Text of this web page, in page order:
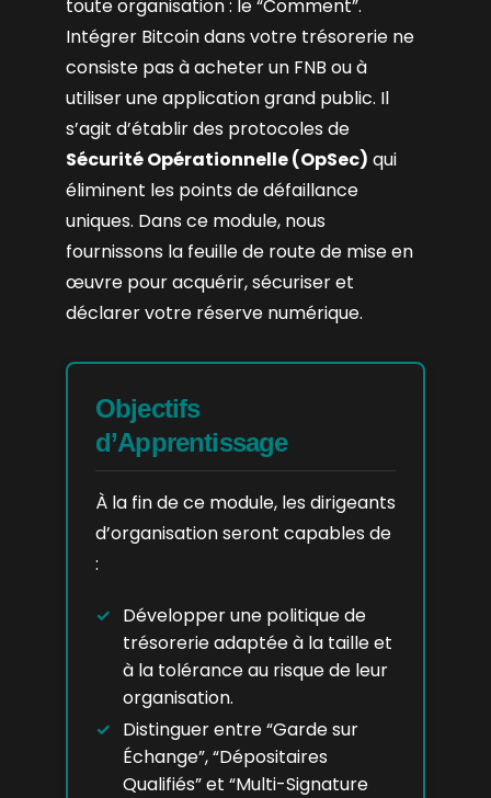
toute organisation : le “Comment”.
Intégrer Bitcoin dans votre trésorerie ne
consiste pas à acheter un FNB ou à
utiliser une application grand public. Il
s’agit d’établir des protocoles de
Sécurité Opérationnelle (OpSec) qui
éliminent les points de défaillance
uniques. Dans ce module, nous
fournissons la feuille de route de mise en
œuvre pour acquérir, sécuriser et
déclarer votre réserve numérique.
Objectifs
d’Apprentissage
À la fin de ce module, les dirigeants
d’organisation seront capables de
:
Développer une politique de
trésorerie adaptée à la taille et
à la tolérance au risque de leur
organisation.
Distinguer entre “Garde sur
Échange”, “Dépositaires
Qualifiés” et “Multi-Signature